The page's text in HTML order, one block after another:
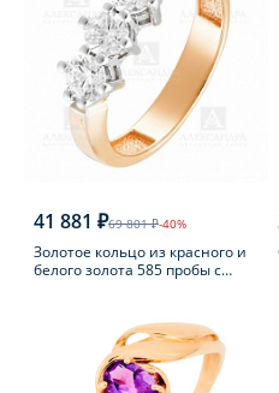
41 881 ₽69 801 ₽-40%
Золотое кольцо из красного и
белого золота 585 пробы с